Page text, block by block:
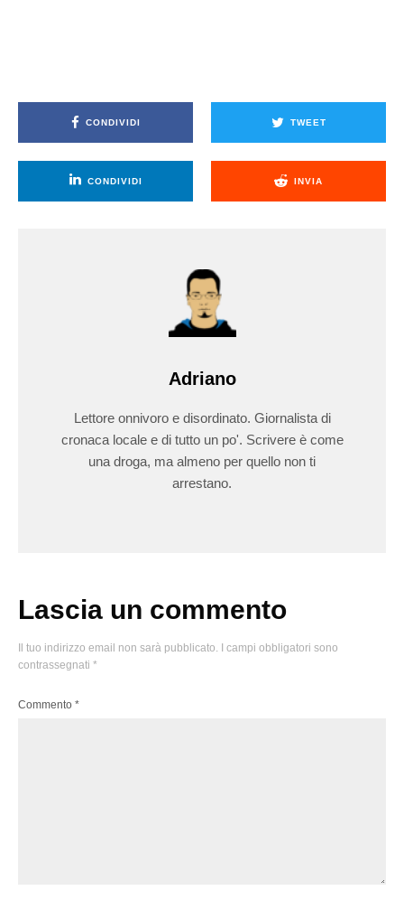
CONDIVIDI TWEET
CONDIVIDI INVIA
Adriano
Lettore onnivoro e disordinato. Giornalista di
cronaca locale e di tutto un po'. Scrivere è come
una droga, ma almeno per quello non ti
arrestano.
Lascia un commento
Il tuo indirizzo email non sarà pubblicato.
I campi obbligatori sono
contrassegnati *
Commento *